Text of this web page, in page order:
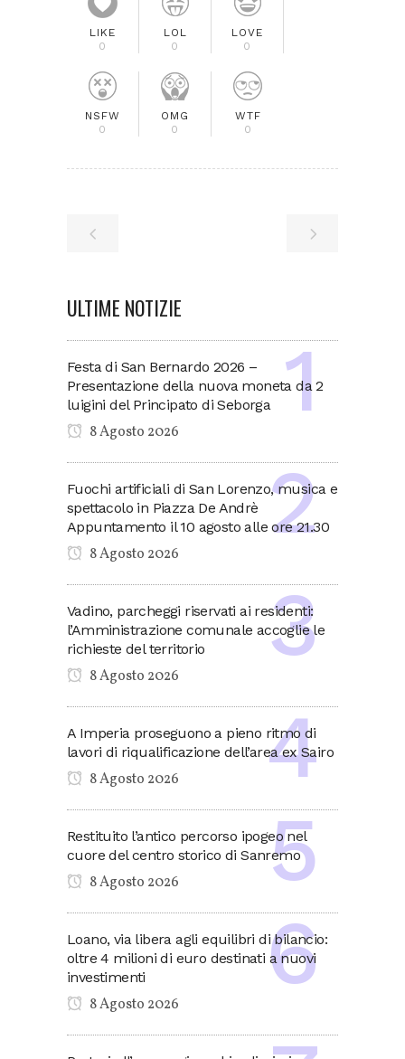
LIKE
0
LOL
0
LOVE
0
NSFW
0
OMG
0
WTF
0
ULTIME NOTIZIE
Festa di San Bernardo 2026 –
Presentazione della nuova moneta da 2
luigini del Principato di Seborga
8 Agosto 2026
Fuochi artificiali di San Lorenzo, musica e
spettacolo in Piazza De Andrè
Appuntamento il 10 agosto alle ore 21.30
8 Agosto 2026
Vadino, parcheggi riservati ai residenti:
l’Amministrazione comunale accoglie le
richieste del territorio
8 Agosto 2026
A Imperia proseguono a pieno ritmo di
lavori di riqualificazione dell’area ex Sairo
8 Agosto 2026
Restituito l’antico percorso ipogeo nel
cuore del centro storico di Sanremo
8 Agosto 2026
Loano, via libera agli equilibri di bilancio:
oltre 4 milioni di euro destinati a nuovi
investimenti
8 Agosto 2026